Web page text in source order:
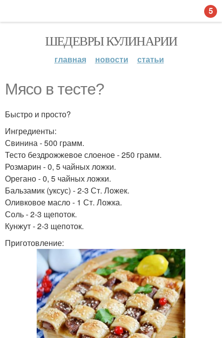
ШЕДЕВРЫ КУЛИНАРИИ
главная новости статьи
Мясо в тесте?
Быстро и просто?
Ингредиенты:
Свинина - 500 грамм.
Тесто бездрожжевое слоеное - 250 грамм.
Розмарин - 0, 5 чайных ложки.
Орегано - 0, 5 чайных ложки.
Бальзамик (уксус) - 2-3 Ст. Ложек.
Оливковое масло - 1 Ст. Ложка.
Соль - 2-3 щепоток.
Кунжут - 2-3 щепоток.
Приготовление:
5